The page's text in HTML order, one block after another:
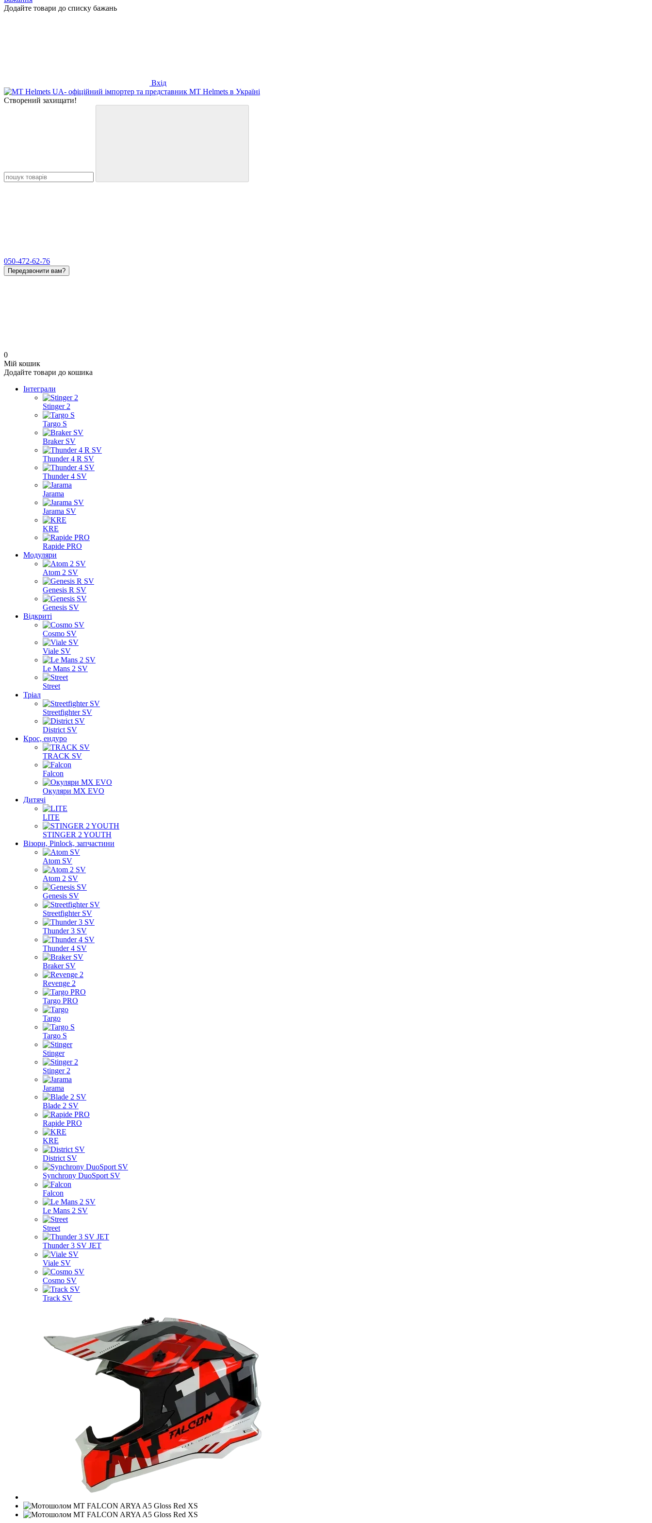
Додайте товари до списку бажань
Вхід
Створений захищати!
050-472-62-76
Передзвонити вам?
0
Мій кошик
Додайте товари до кошика
Інтеграли
Stinger 2
Targo S
Braker SV
Thunder 4 R SV
Thunder 4 SV
Jarama
Jarama SV
KRE
Rapide PRO
Модуляри
Atom 2 SV
Genesis R SV
Genesis SV
Відкриті
Cosmo SV
Viale SV
Le Mans 2 SV
Street
Тріал
Streetfighter SV
District SV
Крос, ендуро
TRACK SV
Falcon
Окуляри MX EVO
Дитячі
LITE
STINGER 2 YOUTH
Візори, Pinlock, запчастини
Atom SV
Atom 2 SV
Genesis SV
Streetfighter SV
Thunder 3 SV
Thunder 4 SV
Braker SV
Revenge 2
Targo PRO
Targo
Targo S
Stinger
Stinger 2
Jarama
Blade 2 SV
Rapide PRO
KRE
District SV
Synchrony DuoSport SV
Falcon
Le Mans 2 SV
Street
Thunder 3 SV JET
Viale SV
Cosmo SV
Track SV